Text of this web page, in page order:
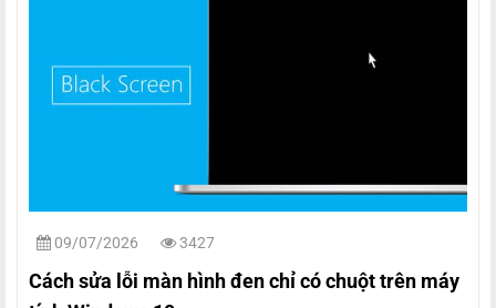
09/07/2026 3427
Cách sửa lỗi màn hình đen chỉ có chuột trên máy